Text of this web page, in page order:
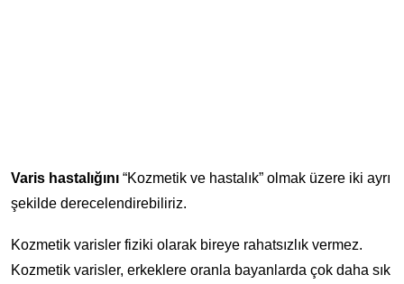
Varis hastalığını “Kozmetik ve hastalık” olmak üzere iki ayrı
şekilde derecelendirebiliriz.
Kozmetik varisler fiziki olarak bireye rahatsızlık vermez.
Kozmetik varisler, erkeklere oranla bayanlarda çok daha sık